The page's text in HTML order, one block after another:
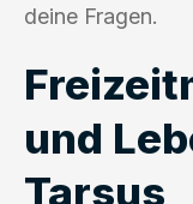
deine Fragen.
und
Tarsus